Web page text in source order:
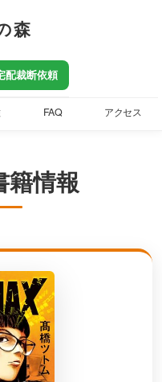
森
配裁断依頼
FAQ アクセス
籍情報